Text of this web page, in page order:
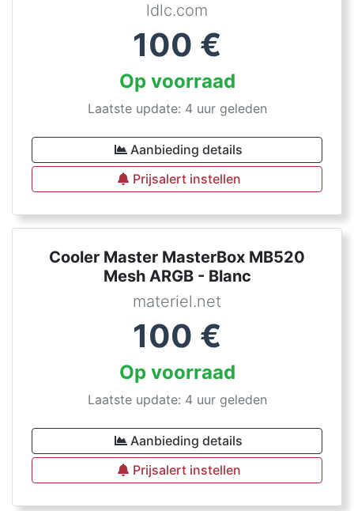
ldlc.com
100 €
Op voorraad
Laatste update: 4 uur geleden
Aanbieding details
Prijsalert instellen
Cooler Master MasterBox MB520
Mesh ARGB - Blanc
materiel.net
100 €
Op voorraad
Laatste update: 4 uur geleden
Aanbieding details
Prijsalert instellen